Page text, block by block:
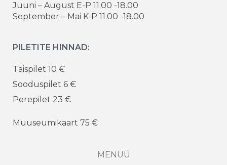
Juuni – August E-P 11.00 -18.00
September – Mai K-P 11.00 -18.00
PILETITE HINNAD:
Täispilet 10 €
Sooduspilet 6 €
Perepilet 23 €
Muuseumikaart 75 €
MENÜÜ